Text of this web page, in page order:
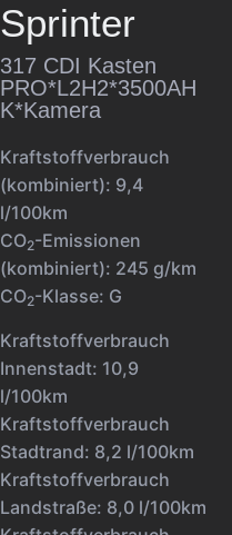
Sprinter
317 CDI Kasten
PRO*L2H2*3500AH
K*Kamera
Kraftstoffverbrauch
(kombiniert): 9,4
l/100km
CO2-Emissionen
(kombiniert): 245 g/km
CO2-Klasse: G
Kraftstoffverbrauch
Innenstadt: 10,9
l/100km
Kraftstoffverbrauch
Stadtrand: 8,2 l/100km
Kraftstoffverbrauch
Landstraße: 8,0 l/100km